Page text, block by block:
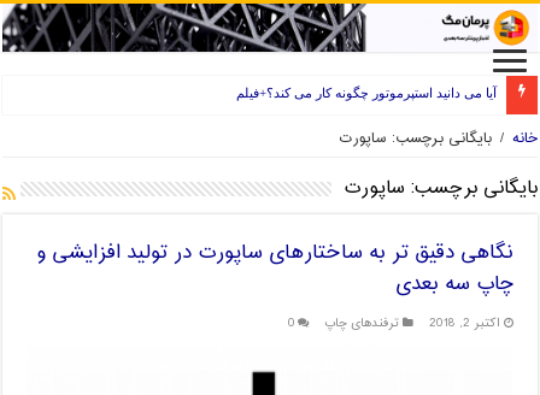
آیا می دانید استپرموتور چگونه کار می کند؟+فیلم
خانه / بایگانی برچسب: ساپورت
بایگانی برچسب: ساپورت
نگاهی دقیق تر به ساختارهای ساپورت در تولید افزایشی و
چاپ سه بعدی
اکتبر 2, 2018 ترفندهای چاپ 0